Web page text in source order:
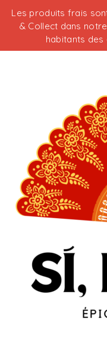
Les produits frais
& Collect dans
habitants des